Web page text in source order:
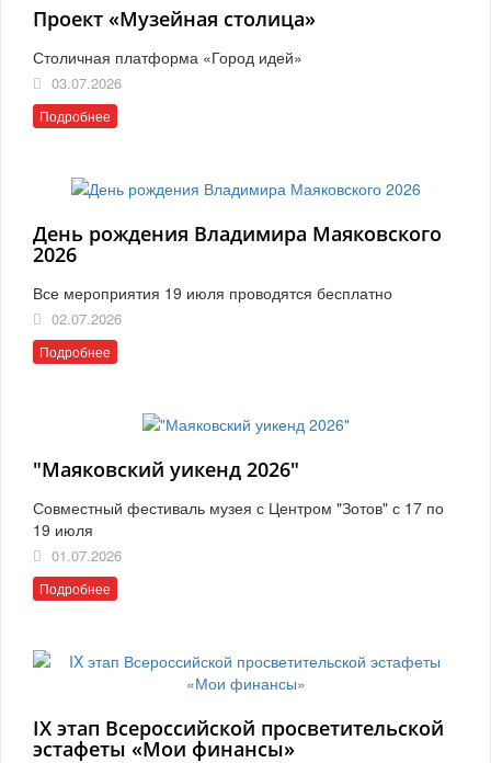
Проект «Музейная столица»
Столичная платформа «Город идей»
03.07.2026
Подробнее
День рождения Владимира Маяковского
2026
Все мероприятия 19 июля проводятся бесплатно
02.07.2026
Подробнее
"Маяковский уикенд 2026"
Совместный фестиваль музея с Центром "Зотов" с 17 по
19 июля
01.07.2026
Подробнее
IX этап Всероссийской просветительской
эстафеты «Мои финансы»